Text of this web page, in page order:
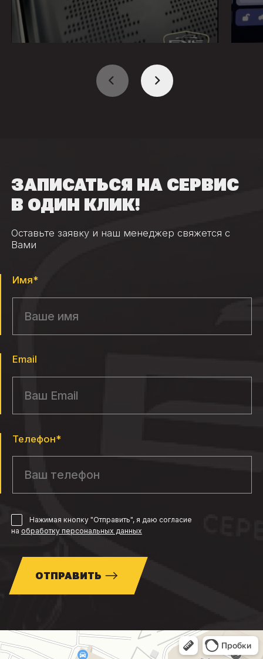
ЗАПИСАТЬСЯ НА СЕРВИС
В ОДИН КЛИК!
Оставьте заявку и наш менеджер свяжется с
Вами
Имя*
Email
Телефон*
Нажимая кнопку "Отправить", я даю согласие
на обработку персональных данных
ОТПРАВИТЬ
Москва
МКАД, 85-й километр, вл3с1 — Яндекс Карты